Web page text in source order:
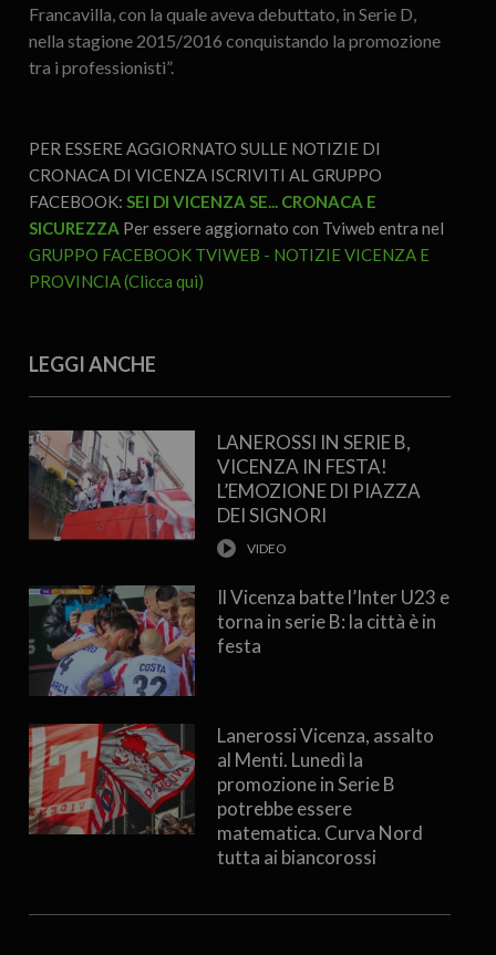
Francavilla, con la quale aveva debuttato, in Serie D,
nella stagione 2015/2016 conquistando la promozione
tra i professionisti”.
PER ESSERE AGGIORNATO SULLE NOTIZIE DI
CRONACA DI VICENZA ISCRIVITI AL GRUPPO
FACEBOOK: SEI DI VICENZA SE... CRONACA E
SICUREZZA Per essere aggiornato con Tviweb entra nel
GRUPPO FACEBOOK TVIWEB - NOTIZIE VICENZA E
PROVINCIA (Clicca qui)
LEGGI ANCHE
LANEROSSI IN SERIE B,
VICENZA IN FESTA!
L’EMOZIONE DI PIAZZA
DEI SIGNORI
Il Vicenza batte l’Inter U23 e
torna in serie B: la città è in
festa
Lanerossi Vicenza, assalto
al Menti. Lunedì la
promozione in Serie B
potrebbe essere
matematica. Curva Nord
tutta ai biancorossi